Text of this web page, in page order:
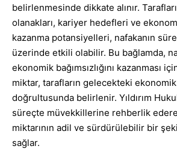
belirlenmesinde dikkate alınır.
olanakları, kariyer hedefleri ve
kazanma potansiyelleri, nafakanın
üzerinde etkili olabilir. Bu bağlamda,
ekonomik bağımsızlığını kazanması
miktar, tarafların gelecekteki
doğrultusunda belirlenir. Yıldırım
süreçte müvekkillerine rehberlik
miktarının adil ve sürdürülebilir bir
sağlar.